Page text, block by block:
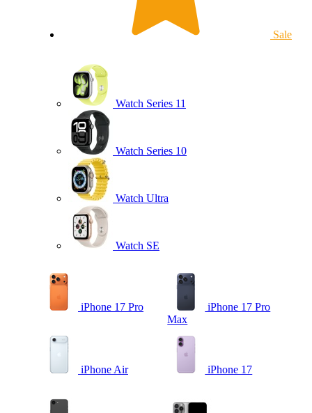
Sale
Watch Series 11
Watch Series 10
Watch Ultra
Watch SE
iPhone 17 Pro
iPhone 17 Pro
Max
iPhone Air iPhone 17